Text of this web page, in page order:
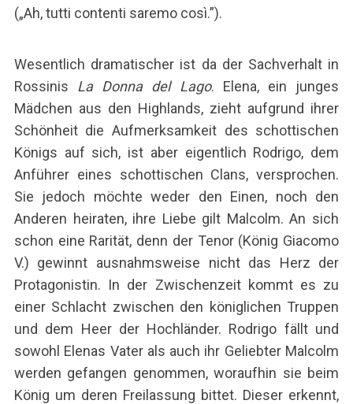
(„Ah, tutti contenti saremo così.”).
Wesentlich dramatischer ist da der Sachverhalt in
Rossinis La Donna del Lago. Elena, ein junges
Mädchen aus den Highlands, zieht aufgrund ihrer
Schönheit die Aufmerksamkeit des schottischen
Königs auf sich, ist aber eigentlich Rodrigo, dem
Anführer eines schottischen Clans, versprochen.
Sie jedoch möchte weder den Einen, noch den
Anderen heiraten, ihre Liebe gilt Malcolm. An sich
schon eine Rarität, denn der Tenor (König Giacomo
V.) gewinnt ausnahmsweise nicht das Herz der
Protagonistin. In der Zwischenzeit kommt es zu
einer Schlacht zwischen den königlichen Truppen
und dem Heer der Hochländer. Rodrigo fällt und
sowohl Elenas Vater als auch ihr Geliebter Malcolm
werden gefangen genommen, woraufhin sie beim
König um deren Freilassung bittet. Dieser erkennt,